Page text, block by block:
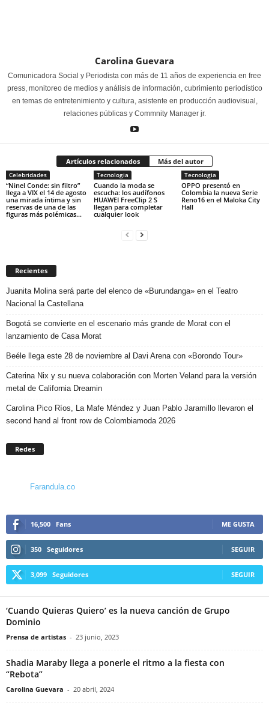
Carolina Guevara
Comunicadora Social y Periodista con más de 11 años de experiencia en free
press, monitoreo de medios y análisis de información, cubrimiento periodístico
en temas de entretenimiento y cultura, asistente en producción audiovisual,
relaciones públicas y Commnity Manager jr.
Artículos relacionados Más del autor
Celebridades
“Ninel Conde: sin filtro”
llega a VIX el 14 de agosto
una mirada íntima y sin
reservas de una de las
figuras más polémicas...
Tecnologia
Cuando la moda se
escucha: los audífonos
HUAWEI FreeClip 2 S
llegan para completar
cualquier look
Tecnologia
OPPO presentó en
Colombia la nueva Serie
Reno16 en el Maloka City
Hall
Recientes
Juanita Molina será parte del elenco de «Burundanga» en el Teatro
Nacional la Castellana
Bogotá se convierte en el escenario más grande de Morat con el
lanzamiento de Casa Morat
Beéle llega este 28 de noviembre al Davi Arena con «Borondo Tour»
Caterina Nix y su nueva colaboración con Morten Veland para la versión
metal de California Dreamin
Carolina Pico Ríos, La Mafe Méndez y Juan Pablo Jaramillo llevaron el
second hand al front row de Colombiamoda 2026
Redes
Farandula.co
16,500 Fans ME GUSTA
350 Seguidores SEGUIR
3,099 Seguidores SEGUIR
‘Cuando Quieras Quiero’ es la nueva canción de Grupo
Dominio
Prensa de artistas - 23 junio, 2023
Shadia Maraby llega a ponerle el ritmo a la fiesta con
“Rebota”
Carolina Guevara - 20 abril, 2024